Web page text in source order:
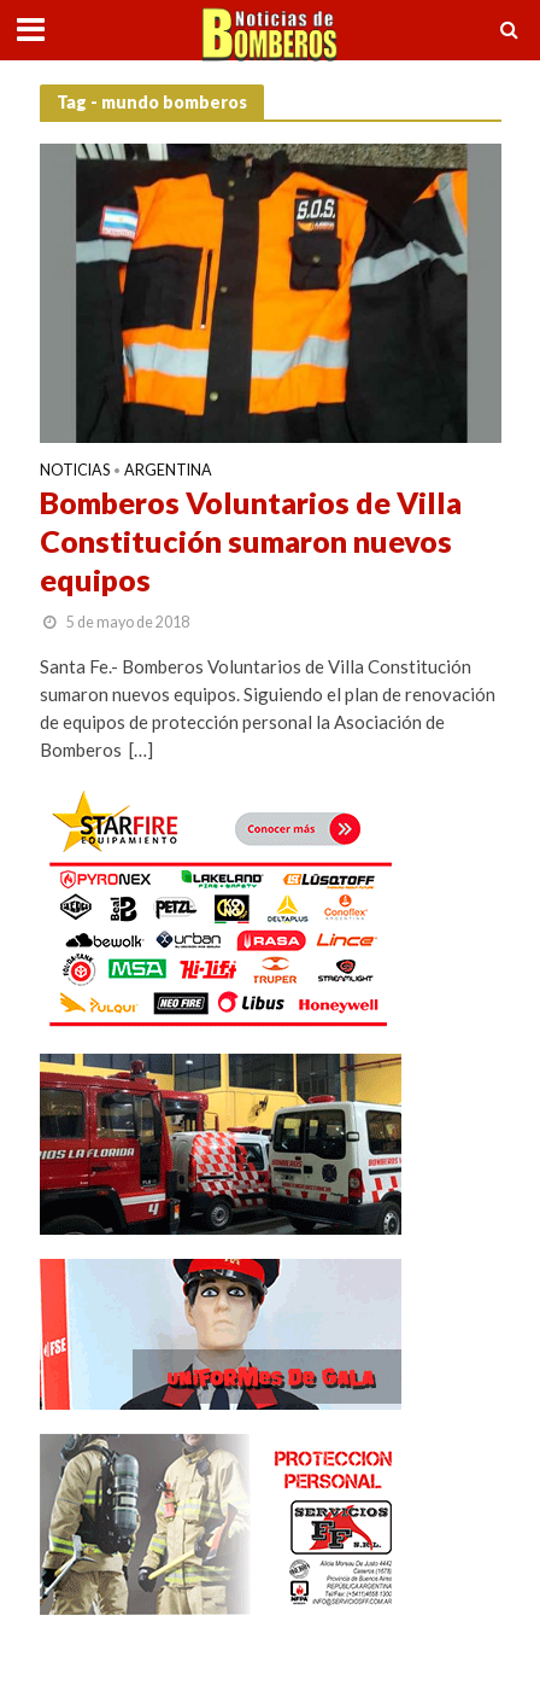
Tag - mundo bomberos
NOTICIAS • ARGENTINA
Bomberos Voluntarios de Villa
Constitución sumaron nuevos
equipos
5 de mayo de 2018
Santa Fe.- Bomberos Voluntarios de Villa Constitución
sumaron nuevos equipos. Siguiendo el plan de renovación
de equipos de protección personal la Asociación de
Bomberos […]